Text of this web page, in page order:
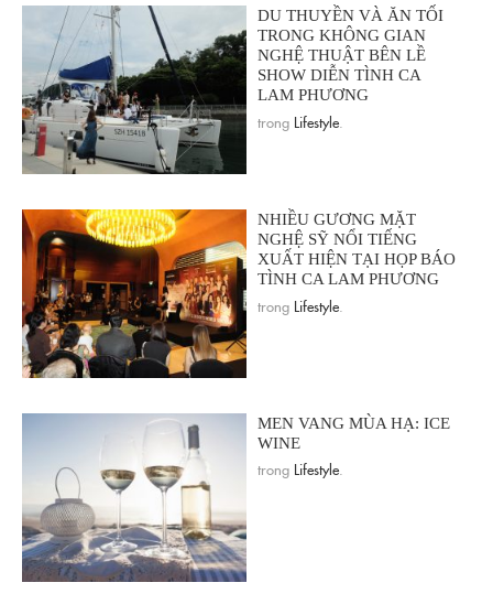
DU THUYỀN VÀ ĂN TỐI
TRONG KHÔNG GIAN
NGHỆ THUẬT BÊN LỀ
SHOW DIỄN TÌNH CA
LAM PHƯƠNG
trong Lifestyle
NHIỀU GƯƠNG MẶT
NGHỆ SỸ NỔI TIẾNG
XUẤT HIỆN TẠI HỌP BÁO
TÌNH CA LAM PHƯƠNG
trong Lifestyle
MEN VANG MÙA HẠ: ICE
WINE
trong Lifestyle